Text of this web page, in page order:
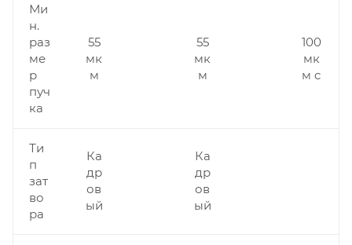
Ми
н.
раз
ме
р
пуч
ка
55
мк
м
55
мк
м
100
мк
м c
Ти
п
зат
во
ра
Ка
др
ов
ый
Ка
др
ов
ый